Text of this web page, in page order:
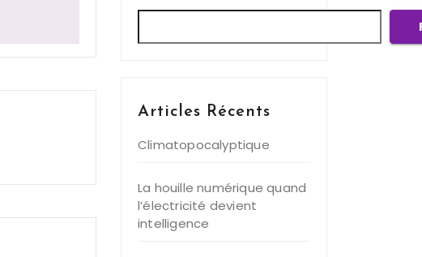
Articles Récents
Climatopocalyptique
La houille numérique quand
l’électricité devient
intelligence